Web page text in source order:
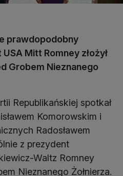
prawdopodobny
Mitt Romney złożył
Grobem Nieznanego
Republikańskiej spotkał
Komorowskim i
Radosławem
z prezydent
Waltz Romney
Nieznanego Żołnierza.